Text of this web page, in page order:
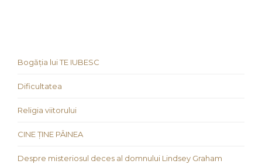
Bogăția lui TE IUBESC
Dificultatea
Religia viitorului
CINE ȚINE PÂINEA
Despre misteriosul deces al domnului Lindsey Graham